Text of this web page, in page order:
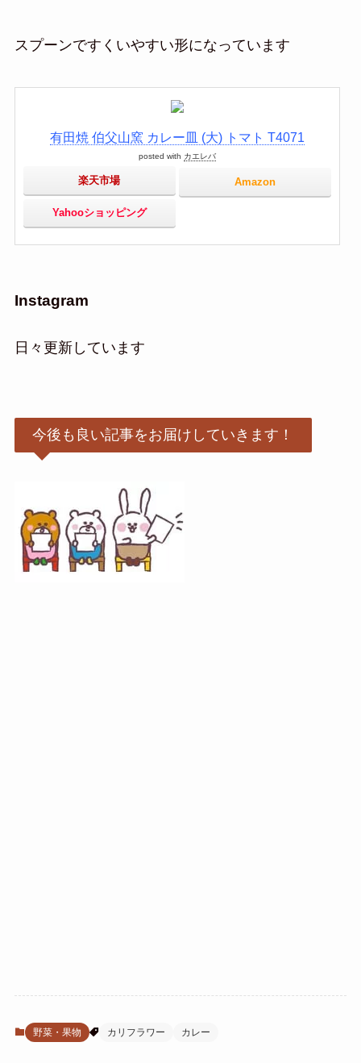
スプーンですくいやすい形になっています
有田焼 伯父山窯 カレー皿 (大) トマト T4071
posted with カエレバ
楽天市場 Amazon
Yahooショッピング
Instagram
日々更新しています
今後も良い記事をお届けしていきます！
野菜・果物 カリフラワー カレー